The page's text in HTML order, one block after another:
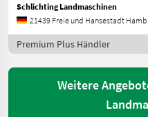
Schlichting Landmaschinen
21439 Freie und Hansestadt
Premium Plus Händler
Weitere